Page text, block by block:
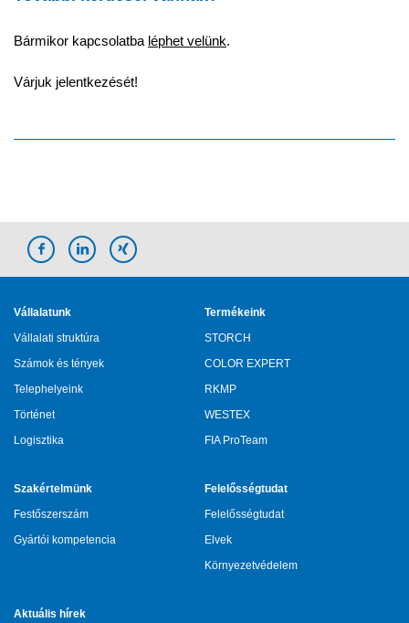
Bármikor kapcsolatba léphet velünk.
Várjuk jelentkezését!
Vállalatunk
Vállalati struktúra
Számok és tények
Telephelyeink
Történet
Logisztika
Termékeink
STORCH
COLOR EXPERT
RKMP
WESTEX
FIA ProTeam
Szakértelmünk
Festőszerszám
Gyártói kompetencia
Felelősségtudat
Felelősségtudat
Elvek
Környezetvédelem
Aktuális hírek